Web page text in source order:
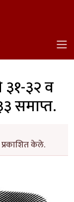
३१-३२ व
समाप्त.
प्रकाशित केले.